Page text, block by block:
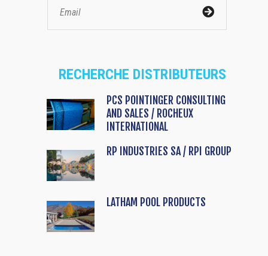
RECHERCHE DISTRIBUTEURS
PCS POINTINGER CONSULTING
AND SALES / ROCHEUX
INTERNATIONAL
RP INDUSTRIES SA / RPI GROUP
LATHAM POOL PRODUCTS